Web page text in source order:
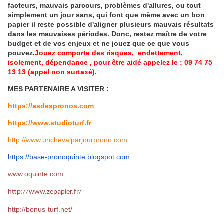
facteurs, mauvais parcours, problèmes d'allures, ou tout
simplement un jour sans, qui font que même avec un bon
papier il reste possible d'aligner plusieurs mauvais résultats
dans les mauvaises périodes. Donc, restez maître de votre
budget et de vos enjeux et ne jouez que ce que vous
pouvez.Jouez comporte des risques, endettement,
isolement, dépendance , pour être aidé appelez le : 09 74 75
13 13 (appel non surtaxé).
MES PARTENAIRE A VISITER :
https://asdespronos.com
https://www.studioturf.fr
http://www.unchevalparjourprono.com
https://base-pronoquinte. blogspot.com
www.oquinte.com
http://www.zepapier.fr/
http://bonus-turf.net/